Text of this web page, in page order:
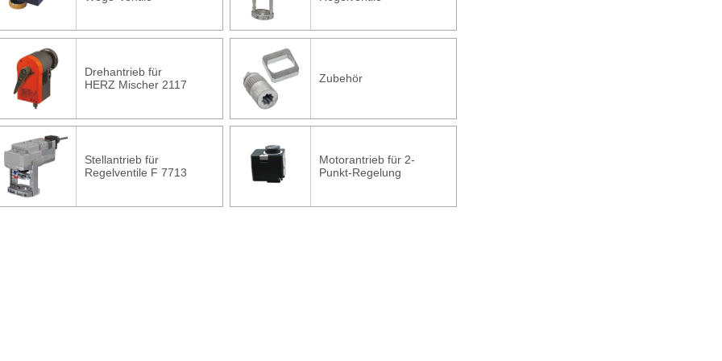
Drehantrieb für
HERZ Mischer 2117
Zubehör
Stellantrieb für
Regelventile F 7713
Motorantrieb für 2-
Punkt-Regelung